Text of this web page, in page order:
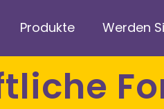
Produkte Werden